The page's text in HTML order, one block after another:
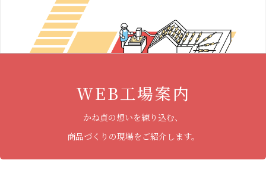
WEB工場案内
かね貞の想いを練り込む、
商品づくりの現場をご紹介します。